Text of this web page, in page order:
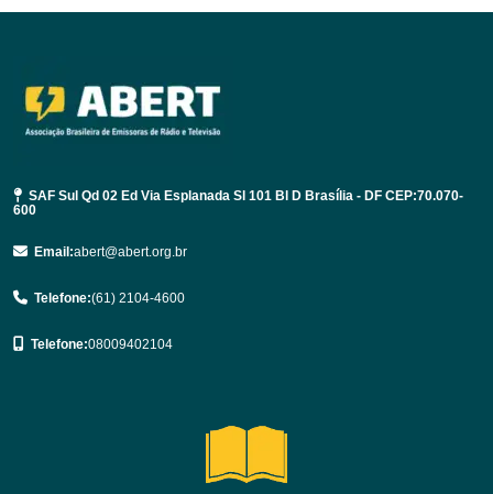
SAF Sul Qd 02 Ed Via Esplanada Sl 101 Bl D Brasília - DF CEP:70.070-
600
Email:abert@abert.org.br
Telefone:(61) 2104-4600
Telefone:08009402104